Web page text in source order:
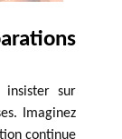
sur
Imaginez
continue